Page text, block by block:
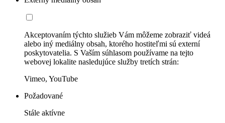
Akceptovaním týchto služieb Vám môžeme zobraziť videá
alebo iný mediálny obsah, ktorého hostiteľmi sú externí
poskytovatelia. S Vaším súhlasom používame na tejto
webovej lokalite nasledujúce služby tretích strán:
Vimeo, YouTube
Požadované
Stále aktívne